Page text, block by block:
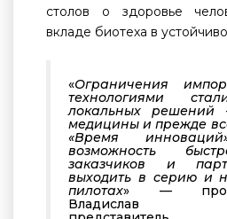
столов о здоровье
вкладе биотеха в
«Ограничения
технологиями
локальных
медицины и прежде
«Время
возможность
заказчиков и
выходить в серию и
пилотах» —
Владислав